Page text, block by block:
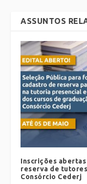
ASSUNTOS
Inscrições
reserva de
Consórcio Cederj